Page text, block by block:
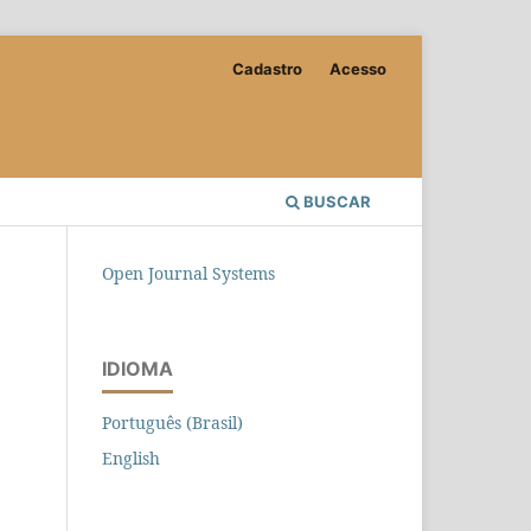
BUSCAR
Cadastro Acesso
Open Journal Systems
IDIOMA
Português (Brasil)
English